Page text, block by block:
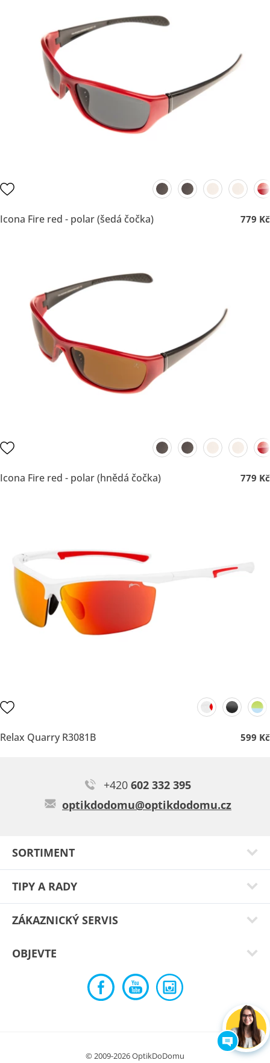
Icona Fire red - polar (šedá čočka) 779 Kč
Icona Fire red - polar (hnědá čočka) 779 Kč
Relax Quarry R3081B 599 Kč
SORTIMENT
TIPY A RADY
ZÁKAZNICKÝ SERVIS
OBJEVTE
+420 602 332 395
optikdodomu@optikdodomu.cz
© 2009-2026 OptikDoDomu